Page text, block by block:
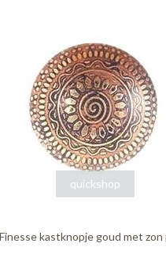
quickshop
kastknopje goud met